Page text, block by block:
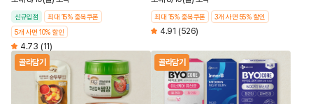
신규입점
최대 15% 중복쿠폰
5개 사면 10% 할인
4.73 (11)
최대 15% 중복쿠폰 3개 사면 55% 할인
4.91 (526)
골라담기 골라담기